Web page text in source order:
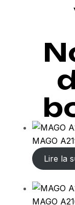
MAGO
Lire la
MAGO